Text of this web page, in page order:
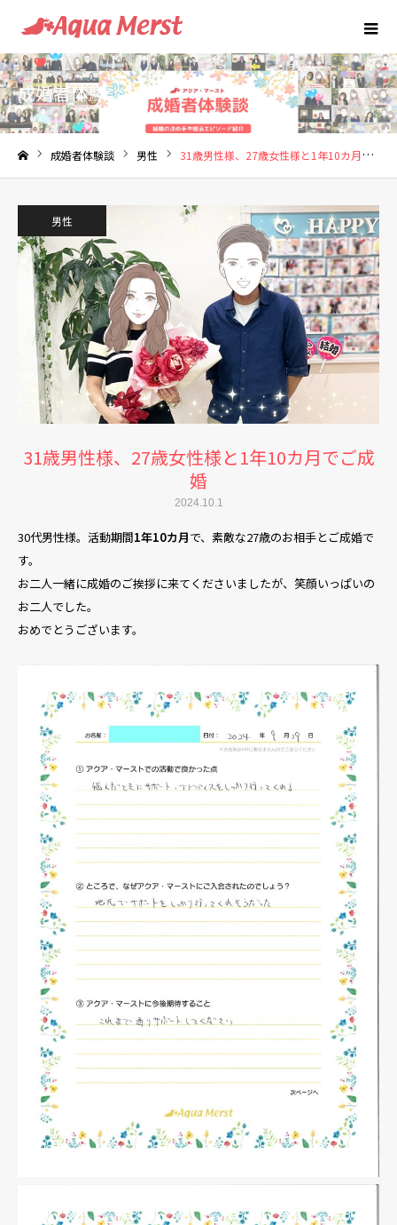
成婚者体験談
成婚者体験談 男性 31歳男性様、27歳女性様と1年10カ月でご成婚
男性
31歳男性様、27歳女性様と1年10カ月でご成
婚
2024.10.1
30代男性様。活動期間1年10カ月で、素敵な27歳のお相手とご成婚で
す。
お二人一緒に成婚のご挨拶に来てくださいましたが、笑顔いっぱいの
お二人でした。
おめでとうございます。